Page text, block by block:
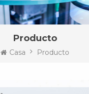
Producto
Casa Producto